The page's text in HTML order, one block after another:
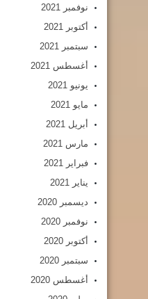
نوفمبر 2021
أكتوبر 2021
سبتمبر 2021
أغسطس 2021
يونيو 2021
مايو 2021
أبريل 2021
مارس 2021
فبراير 2021
يناير 2021
ديسمبر 2020
نوفمبر 2020
أكتوبر 2020
سبتمبر 2020
أغسطس 2020